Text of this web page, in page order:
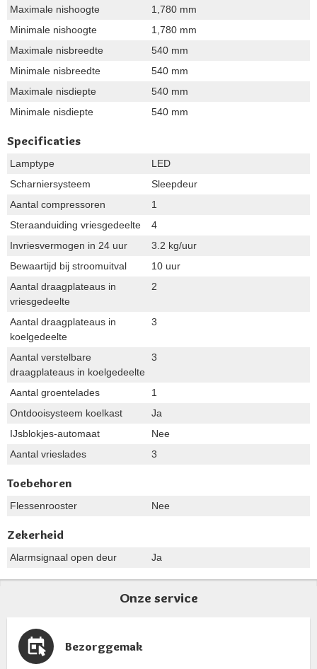
Maximale nishoogte
1,780 mm
Minimale nishoogte
1,780 mm
Maximale nisbreedte
540 mm
Minimale nisbreedte
540 mm
Maximale nisdiepte
540 mm
Minimale nisdiepte
540 mm
Specificaties
Lamptype
LED
Scharniersysteem
Sleepdeur
Aantal compressoren
1
Steraanduiding vriesgedeelte
4
Invriesvermogen in 24 uur
3.2 kg/uur
Bewaartijd bij stroomuitval
10 uur
Aantal draagplateaus in
vriesgedeelte
2
Aantal draagplateaus in
koelgedeelte
3
Aantal verstelbare
draagplateaus in koelgedeelte
3
Aantal groentelades
1
Ontdooisysteem koelkast
Ja
IJsblokjes-automaat
Nee
Aantal vrieslades
3
Toebehoren
Flessenrooster Nee
Zekerheid
Alarmsignaal open deur Ja
Onze service
Bezorggemak